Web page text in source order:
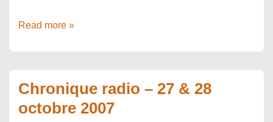
WBDM
the
book
Read more »
Chronique radio – 27 & 28
octobre 2007